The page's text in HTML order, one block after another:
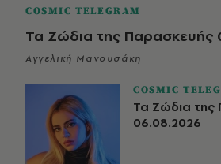
COSMIC TELEGRAM
Τα Ζώδια της Παρασκευής
Αγγελική Μανουσάκη
COSMIC
Τα Ζώδια της
06.08.2026